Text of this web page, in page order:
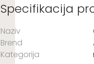
Specifikacija
Naziv
Brend
Kategorija